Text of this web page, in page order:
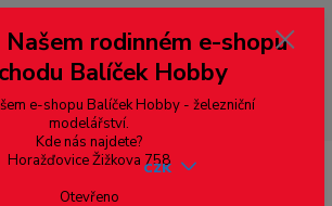
a jiných zemí, pokud chcete platit v eurech
euro 💶 pro přepočet měny - pravý horní roh ---
důvodu zásilku nevyzvednete, bude po
s opětovnou platbou za poštovné, v opačném
a účet přidán na blacklist a rušeny následující
objednávky.
CZK
rodinném e-shopu
Balíček Hobby
e-shopu Balíček Hobby - železniční
modelářství.
Kde nás najdete?
Horažďovice Žižkova 758
Otevřeno